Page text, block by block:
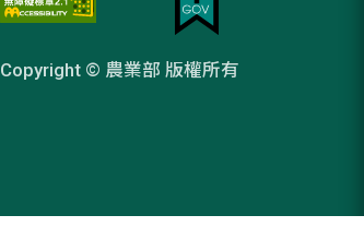
Copyright © 農業部 版權所有